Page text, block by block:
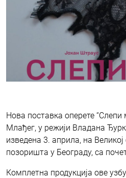
Нова поставка оперете
Млађег, у режији Владана
изведена 3. априла, на
позоришта у Београду, са
Комплетна продукција ове